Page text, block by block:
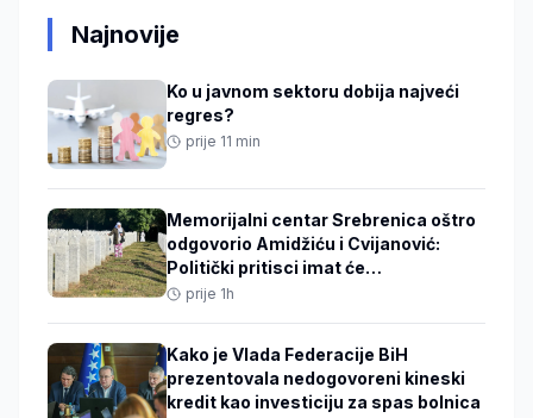
Najnovije
Ko u javnom sektoru dobija najveći
regres?
prije 11 min
Memorijalni centar Srebrenica oštro
odgovorio Amidžiću i Cvijanović:
Politički pritisci imat će
međunarodne posljedice
prije 1h
Kako je Vlada Federacije BiH
prezentovala nedogovoreni kineski
kredit kao investiciju za spas bolnica